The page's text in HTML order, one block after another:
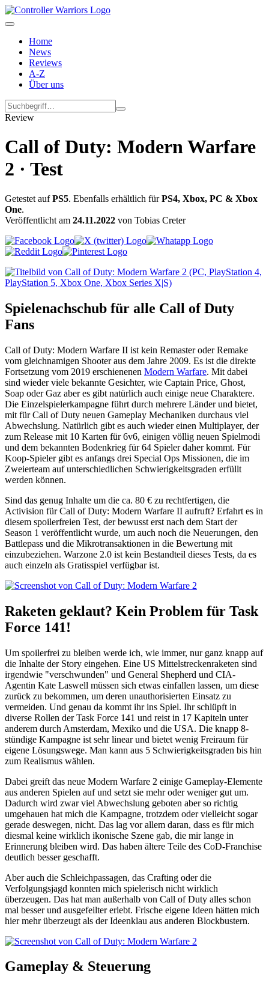
Home
News
Reviews
A-Z
Über uns
Review
Call of Duty: Modern Warfare
2 · Test
Getestet aufPS5. Ebenfalls erhältlich fürPS4, Xbox, PC & Xbox
One.
Veröffentlicht am 24.11.2022 von Tobias Creter
Spielenachschub für alle Call of Duty
Fans
Call of Duty: Modern Warfare II ist kein Remaster oder Remake
vom gleichnamigen Shooter aus dem Jahre 2009. Es ist die direkte
Fortsetzung vom 2019 erschienenen Modern Warfare. Mit dabei
sind wieder viele bekannte Gesichter, wie Captain Price, Ghost,
Soap oder Gaz aber es gibt natürlich auch einige neue Charaktere.
Die Einzelspielerkampagne führt durch mehrere Länder und bietet,
mit für Call of Duty neuen Gameplay Mechaniken durchaus viel
Abwechslung. Natürlich gibt es auch wieder einen Multiplayer, der
zum Release mit 10 Karten für 6v6, einigen völlig neuen Spielmodi
und dem bekannten Bodenkrieg für 64 Spieler daher kommt. Für
Koop-Spieler gibt es anfangs drei Special Ops Missionen, die im
Zweierteam auf unterschiedlichen Schwierigkeitsgraden erfüllt
werden können.
Sind das genug Inhalte um die ca. 80 € zu rechtfertigen, die
Activision für Call of Duty: Modern Warfare II aufruft? Erfahrt es in
diesem spoilerfreien Test, der bewusst erst nach dem Start der
Season 1 veröffentlicht wurde, um auch noch die Neuerungen, den
Battlepass und die Mikrotransaktionen in die Bewertung mit
einzubeziehen. Warzone 2.0 ist kein Bestandteil dieses Tests, da es
auch einzeln als Gratisspiel verfügbar ist.
Raketen geklaut? Kein Problem für Task
Force 141!
Um spoilerfrei zu bleiben werde ich, wie immer, nur ganz knapp auf
die Inhalte der Story eingehen. Eine US Mittelstreckenraketen sind
irgendwie "verschwunden" und General Shepherd und CIA-
Agentin Kate Laswell müssen sich etwas einfallen lassen, um diese
zurück zu bekommen, um deren unauthorisierten Einsatz zu
vermeiden. Und genau da kommt ihr ins Spiel. Ihr schlüpft in
diverse Rollen der Task Force 141 und reist in 17 Kapiteln unter
anderem durch Amsterdam, Mexiko und die USA. Die knapp 8-
stündige Kampagne ist sehr linear und bietet wenig Freiraum für
eigene Lösungswege. Man kann aus 5 Schwierigkeitsgraden bis hin
zum Realismus wählen.
Dabei greift das neue Modern Warfare 2 einige Gameplay-Elemente
aus anderen Spielen auf und setzt sie mehr oder weniger gut um.
Dadurch wird zwar viel Abwechslung geboten aber so richtig
umgehauen hat mich die Kampagne, trotzdem oder vielleicht sogar
gerade deswegen, nicht. Das lag vor allem daran, dass es für mich
diesmal keine wirklich ikonische Szene gab, die mir lange in
Erinnerung bleiben wird. Das haben ältere Teile des CoD-Franchise
deutlich besser geschafft.
Aber auch die Schleichpassagen, das Crafting oder die
Verfolgungsjagd konnten mich spielerisch nicht wirklich
überzeugen. Das hat man außerhalb von Call of Duty alles schon
mal besser und ausgefeilter erlebt. Frische eigene Ideen hätten mich
hier mehr überzeugt als der Ideenklau aus anderen Blockbustern.
Gameplay & Steuerung